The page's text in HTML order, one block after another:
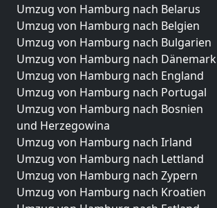
Umzug von Hamburg nach Belarus
Umzug von Hamburg nach Belgien
Umzug von Hamburg nach Bulgarien
Umzug von Hamburg nach Dänemark
Umzug von Hamburg nach England
Umzug von Hamburg nach Portugal
Umzug von Hamburg nach Bosnien
und Herzegowina
Umzug von Hamburg nach Irland
Umzug von Hamburg nach Lettland
Umzug von Hamburg nach Zypern
Umzug von Hamburg nach Kroatien